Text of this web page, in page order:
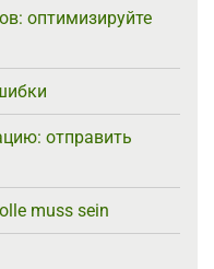
оптимизируйте
отправить
muss sein